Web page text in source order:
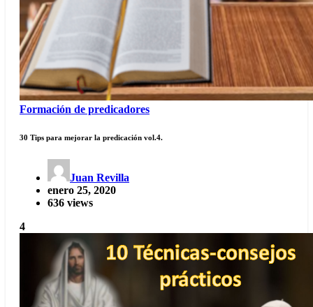
Formación de predicadores
30 Tips para mejorar la predicación vol.4.
Juan Revilla
enero 25, 2020
636 views
4